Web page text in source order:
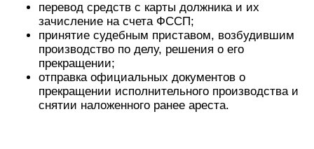
перевод средств с карты должника и их
зачисление на счета ФССП;
принятие судебным приставом, возбудившим
производство по делу, решения о его
прекращении;
отправка официальных документов о
прекращении исполнительного производства и
снятии наложенного ранее ареста.